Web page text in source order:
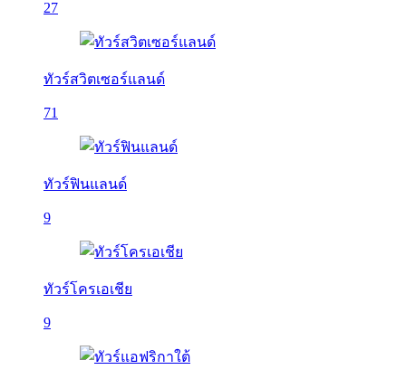
27
ทัวร์สวิตเซอร์แลนด์
71
ทัวร์ฟินแลนด์
9
ทัวร์โครเอเชีย
9